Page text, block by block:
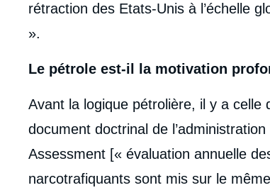
rétraction des Etats-Unis à l’échelle
».
Le pétrole est-il la motivation
Avant la logique pétrolière, il y a
document doctrinal de
Assessment [« évaluation annuelle
narcotrafiquants sont mis sur le